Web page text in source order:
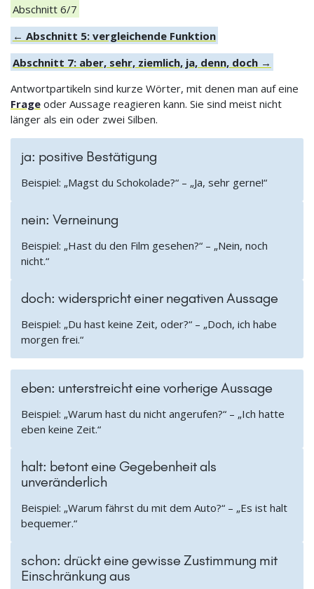
Abschnitt 6/7
← Abschnitt 5: vergleichende Funktion
Abschnitt 7: aber, sehr, ziemlich, ja, denn, doch →
Antwortpartikeln sind kurze Wörter, mit denen man auf eine
Frage oder Aussage reagieren kann. Sie sind meist nicht
länger als ein oder zwei Silben.
ja: positive Bestätigung
Beispiel: „Magst du Schokolade?“ – „Ja, sehr gerne!“
nein: Verneinung
Beispiel: „Hast du den Film gesehen?“ – „Nein, noch
nicht.“
doch: widerspricht einer negativen Aussage
Beispiel: „Du hast keine Zeit, oder?“ – „Doch, ich habe
morgen frei.“
eben: unterstreicht eine vorherige Aussage
Beispiel: „Warum hast du nicht angerufen?“ – „Ich hatte
eben keine Zeit.“
halt: betont eine Gegebenheit als
unveränderlich
Beispiel: „Warum fährst du mit dem Auto?“ – „Es ist halt
bequemer.“
schon: drückt eine gewisse Zustimmung mit
Einschränkung aus